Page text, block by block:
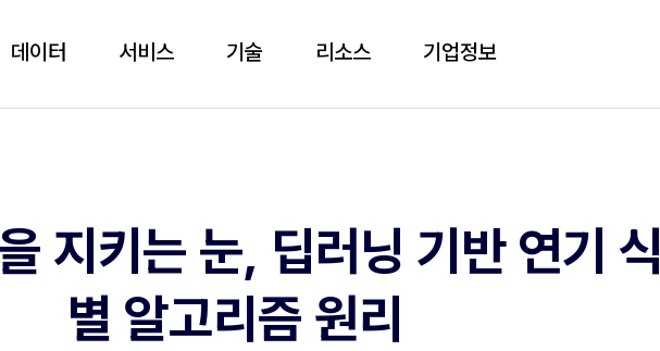
데이터 서비스 기술 리소스 기업정보
지키는 눈, 딥러닝 기반 연기 식
별 알고리즘 원리